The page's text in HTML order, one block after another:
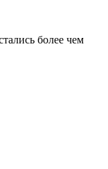
более чем